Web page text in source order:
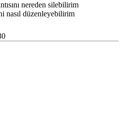
nereden silebilirim
nasıl düzenleyebilirim